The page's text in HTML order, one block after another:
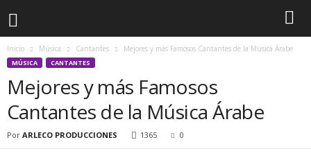
Inicio Música Cantantes Mejores y más Famosos Cantantes de la Música Árabe
MÚSICA CANTANTES
Mejores y más Famosos
Cantantes de la Música Árabe
Por ARLECO PRODUCCIONES 1365 0